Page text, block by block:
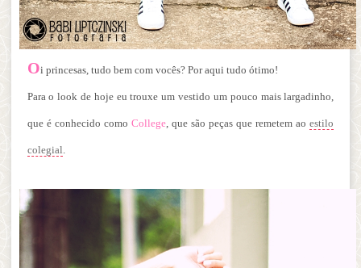
Oi princesas, tudo bem com vocês? Por aqui tudo ótimo!
Para o look de hoje eu trouxe um vestido um pouco mais largadinho,
que é conhecido como College, que são peças que remetem aoestilo
colegial